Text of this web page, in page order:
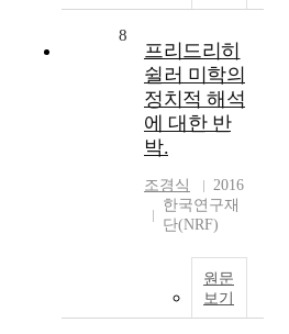
8
프리드리히
쉴러 미학의
정치적 해석
에 대한 반
박.
조경식
2016
한국연구재
단(NRF)
원문
보기